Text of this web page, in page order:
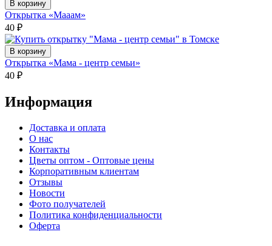
В корзину
Открытка «Мааам»
40 ₽
В корзину
Открытка «Мама - центр семьи»
40 ₽
Информация
Доставка и оплата
О нас
Контакты
Цветы оптом - Оптовые цены
Корпоративным клиентам
Отзывы
Новости
Фото получателей
Политика конфиденциальности
Оферта